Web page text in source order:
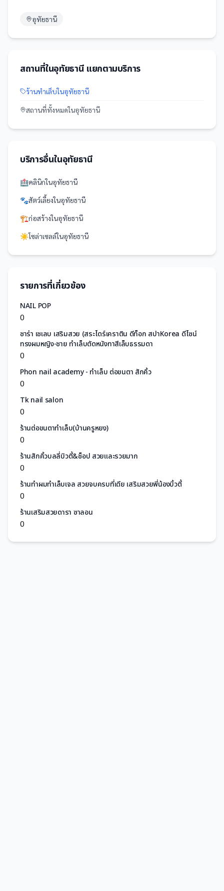
อุทัยธานี
สถานที่ในอุทัยธานีแยกตามบริการ
ร้านทำเล็บในอุทัยธานี
สถานที่ทั้งหมดในอุทัยธานี
บริการอื่นในอุทัยธานี
🏥คลินิกในอุทัยธานี
🐾สัตว์เลี้ยงในอุทัยธานี
🏗️ก่อสร้างในอุทัยธานี
☀️โซล่าเซลล์ในอุทัยธานี
รายการที่เกี่ยวข้อง
NAIL POP
0
ซาร่า เซเลบ เสริมสวย (สระไดร์เคราติน ดีท็อก สปาKorea ดีไซน์
ทรงผมหญิง-ชาย ทำเล็บตัดหนังทาสีเล็บธรรมดา
0
Phon nail academy - ทำเล็บ ต่อขนตา สักคิ้ว
0
Tk nail salon
0
ร้านต่อขนตาทำเล็บ(บ้านครูหยง)
0
ร้านสักคิ้วบลลี่บิวตี้&ช็อป สวยและรวยมาก
0
ร้านทำผมทำเล็บเจล สวยจบครบที่เดีย เสริมสวยพี่น้องบิ้วตี้
0
ร้านเสริมสวยดารา ซาลอน
0